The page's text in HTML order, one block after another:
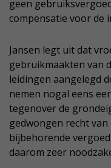
geen
compensatie voor de
Jansen legt uit dat
gebruikmaakten van
leidingen aangelegd
nemen nogal eens
tegenover de
gedwongen recht
bijbehorende
daarom zeer